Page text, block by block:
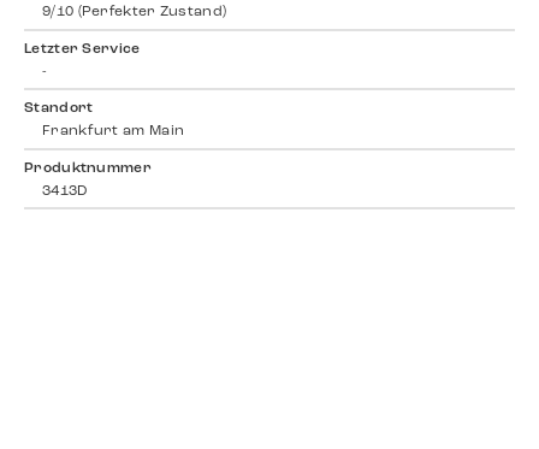
9/10 (Perfekter Zustand)
Letzter Service
-
Standort
Frankfurt am Main
Produktnummer
3413D